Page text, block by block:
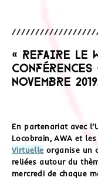
« Refaire le
conférences
novembre
En partenariat avec
Locobrain, AWA et
Virtuelle organise un
reliées autour du
mercredi de chaque